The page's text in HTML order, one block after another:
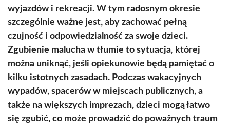
wyjazdów i rekreacji. W tym radosnym okresie
szczególnie ważne jest, aby zachować pełną
czujność i odpowiedzialność za swoje dzieci.
Zgubienie malucha w tłumie to sytuacja, której
można uniknąć, jeśli opiekunowie będą pamiętać o
kilku istotnych zasadach. Podczas wakacyjnych
wypadów, spacerów w miejscach publicznych, a
także na większych imprezach, dzieci mogą łatwo
się zgubić, co może prowadzić do poważnych traum